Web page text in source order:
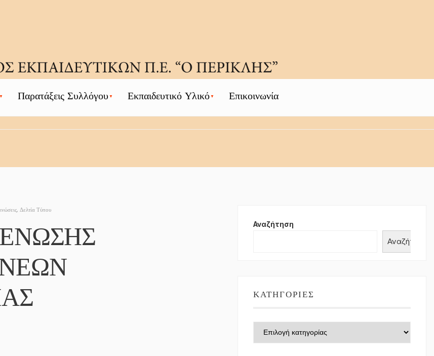
Παρατάξεις Συλλόγου Εκπαιδευτικό Υλικό Επικοινωνία
, Δελτία Τύπου
Αναζήτηση
Αναζήτηση
ΚΑΤΗΓΟΡΊΕΣ
Κατηγορίες